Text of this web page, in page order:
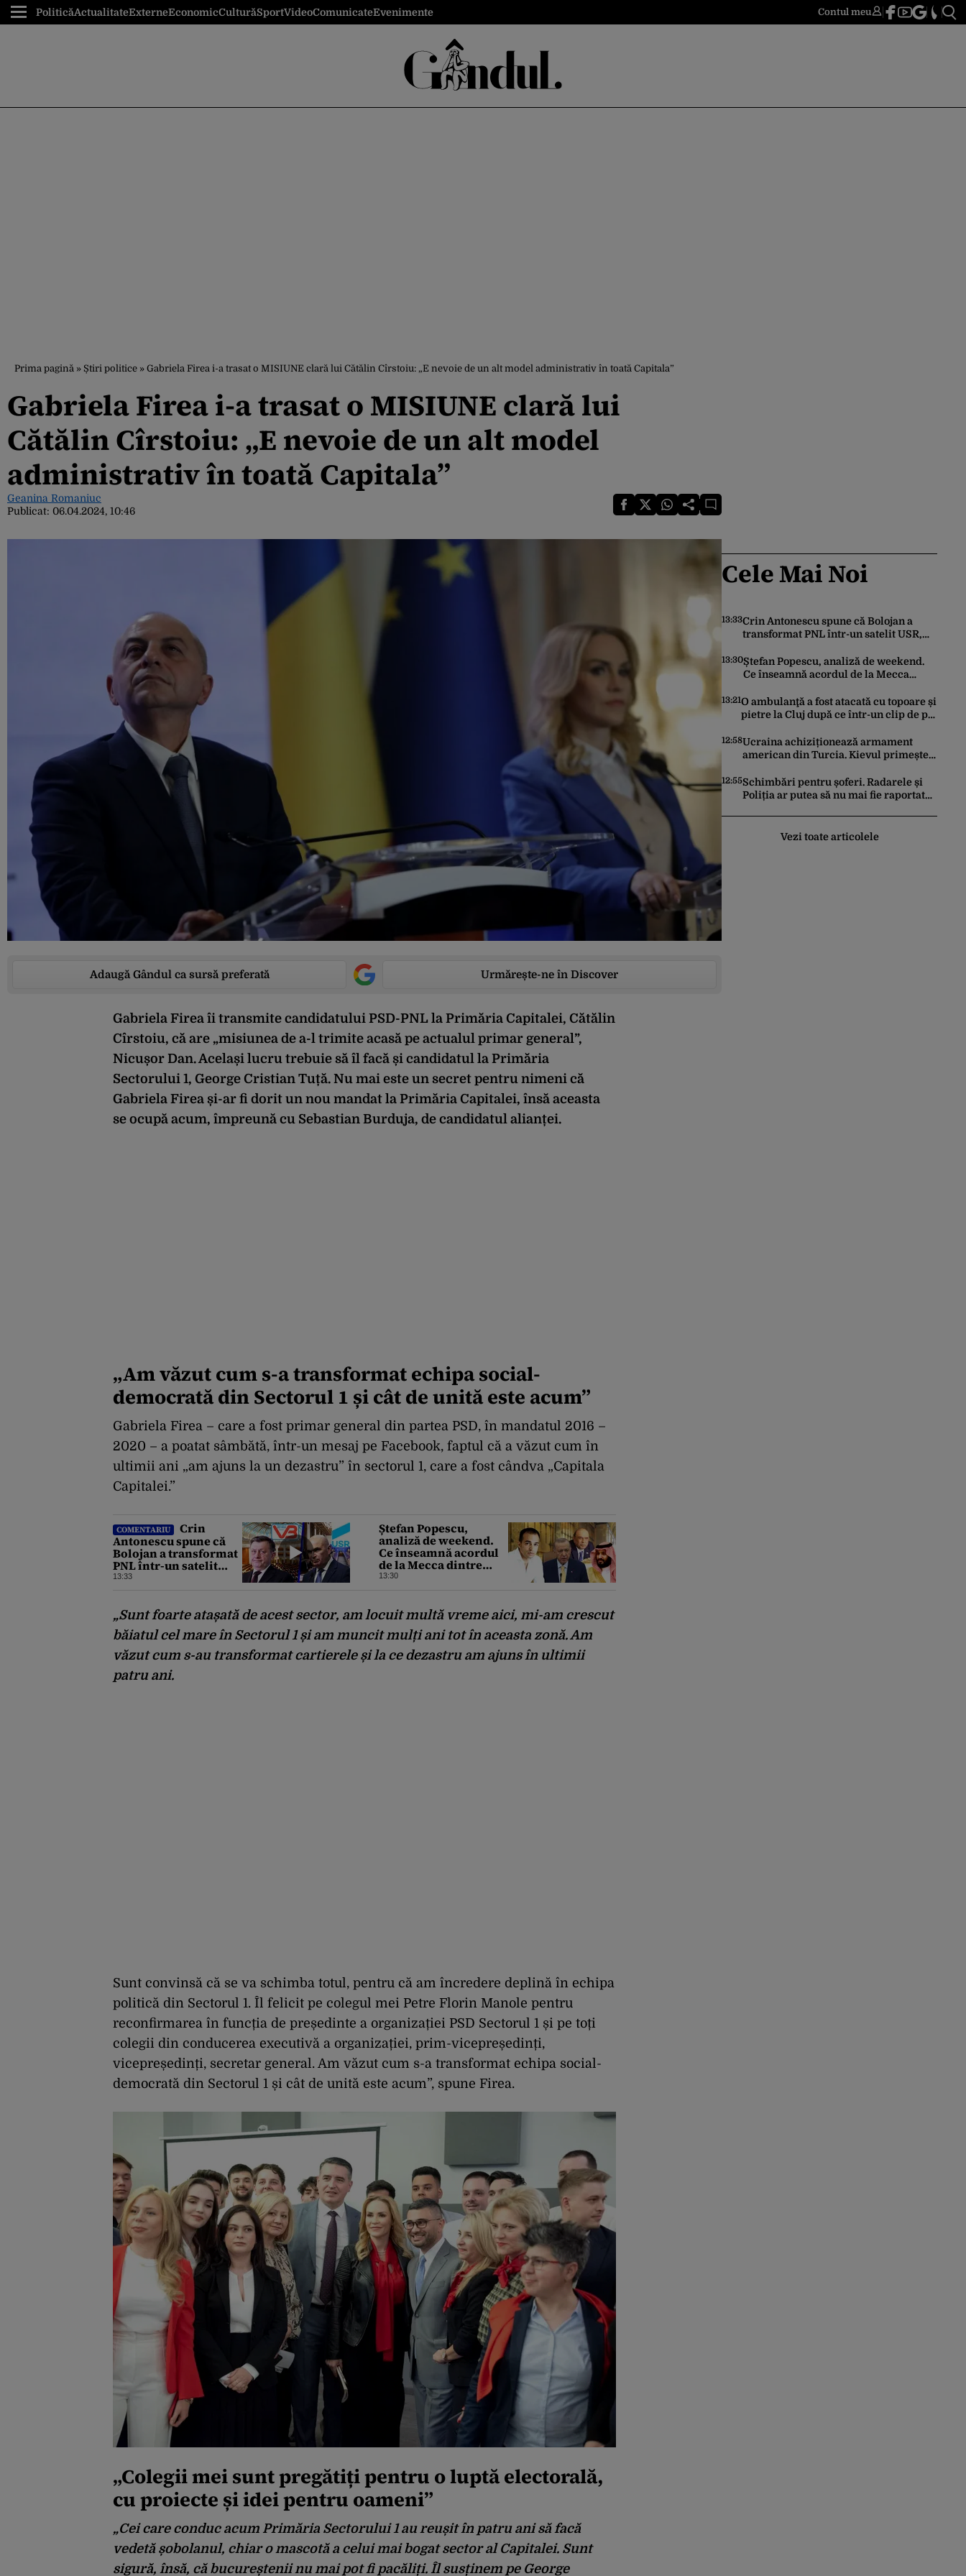
PoliticăActualitateExterneEconomicCulturăSportVideoComunicateEvenimente Contul meu
Prima pagină » Știri politice » Gabriela Firea i-a trasat o MISIUNE clară lui Cătălin Cîrstoiu: „E nevoie de un alt model administrativ în toată Capitala”
Gabriela Firea i-a trasat o MISIUNE clară lui
Cătălin Cîrstoiu: „E nevoie de un alt model
administrativ în toată Capitala”
Geanina Romaniuc
Publicat: 06.04.2024, 10:46
Adaugă Gândul ca sursă preferată Urmărește-ne în Discover
Gabriela Firea îi transmite candidatului PSD-PNL la Primăria Capitalei, Cătălin
Cîrstoiu, că are „misiunea de a-l trimite acasă pe actualul primar general”,
Nicușor Dan. Același lucru trebuie să îl facă și candidatul la Primăria
Sectorului 1, George Cristian Tuță. Nu mai este un secret pentru nimeni că
Gabriela Firea și-ar fi dorit un nou mandat la Primăria Capitalei, însă aceasta
se ocupă acum, împreună cu Sebastian Burduja, de candidatul alianței.
„Am văzut cum s-a transformat echipa social-
democrată din Sectorul 1 și cât de unită este acum”
Gabriela Firea – care a fost primar general din partea PSD, în mandatul 2016 –
2020 – a poatat sâmbătă, într-un mesaj pe Facebook, faptul că a văzut cum în
ultimii ani „am ajuns la un dezastru” în sectorul 1, care a fost cândva „Capitala
Capitalei.”
COMENTARIU
Crin
Antonescu spune că
Bolojan a transformat
PNL într-un satelit
USR, asemănător
a aparținut Miliției
13:33
Ștefan Popescu,
analiză de weekend.
Ce înseamnă acordul
de la Mecca dintre
Turcia, Pakistan şi
13:30
„Sunt foarte atașată de acest sector, am locuit multă vreme aici, mi-am crescut
băiatul cel mare în Sectorul 1 și am muncit mulți ani tot în aceasta zonă. Am
văzut cum s-au transformat cartierele și la ce dezastru am ajuns în ultimii
patru ani.
Sunt convinsă că se va schimba totul, pentru că am încredere deplină în echipa
politică din Sectorul 1. Îl felicit pe colegul mei Petre Florin Manole pentru
reconfirmarea în funcția de președinte a organizației PSD Sectorul 1 și pe toți
colegii din conducerea executivă a organizației, prim-vicepreședinți,
vicepreședinți, secretar general. Am văzut cum s-a transformat echipa social-
democrată din Sectorul 1 și cât de unită este acum”, spune Firea.
„Colegii mei sunt pregătiți pentru o luptă electorală,
cu proiecte și idei pentru oameni”
„Cei care conduc acum Primăria Sectorului 1 au reușit în patru ani să facă
vedetă șobolanul, chiar o mascotă a celui mai bogat sector al Capitalei. Sunt
sigură, însă, că bucureștenii nu mai pot fi pacăliți. Îl susținem pe George
Cele Mai Noi
13:33Crin Antonescu spune că Bolojan a
transformat PNL într-un satelit USR,
Dinamo Victoria, care a aparținut
Miliției
13:30Ștefan Popescu, analiză de weekend.
Ce înseamnă acordul de la Mecca
Saudită
13:21O ambulanţă a fost atacată cu topoare și
pietre la Cluj după ce într-un clip de pe
12:58Ucraina achiziționează armament
american din Turcia. Kievul primește
MLRS
12:55Schimbări pentru șoferi. Radarele și
Poliția ar putea să nu mai fie raportate
Vezi toate articolele